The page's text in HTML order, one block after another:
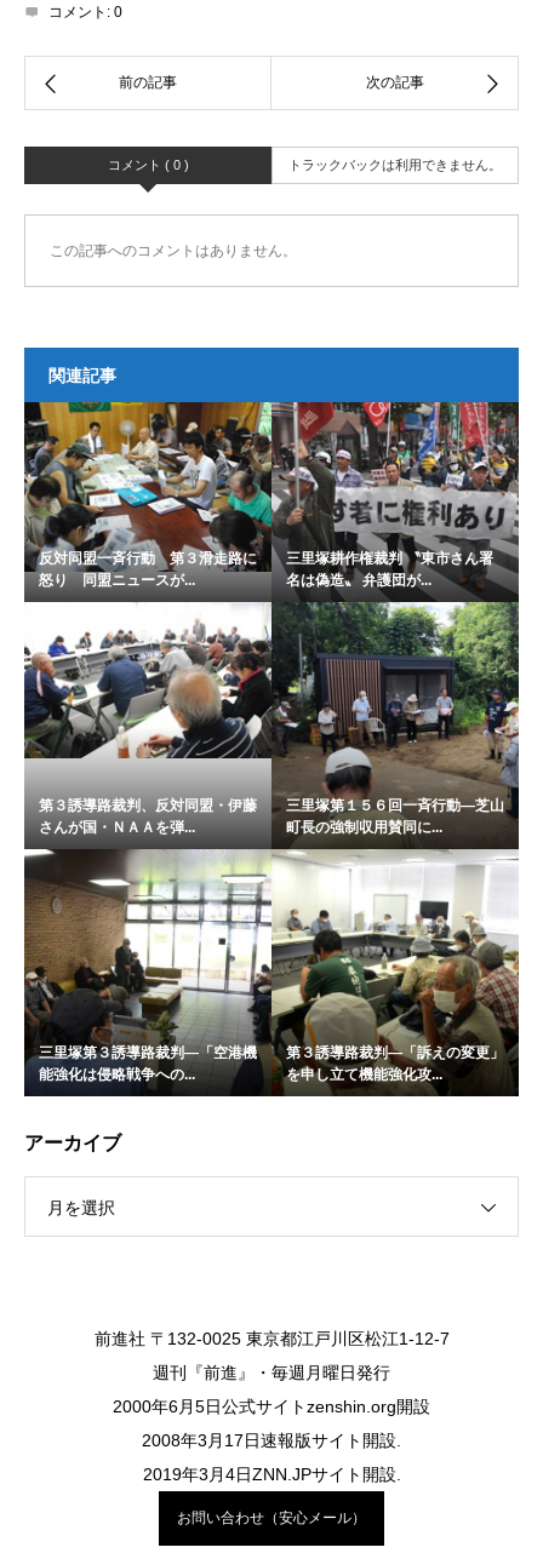
コメント: 0
コメント ( 0 ) トラックバックは利用できません。
この記事へのコメントはありません。
関連記事
反対同盟一斉行動 第３滑走路に
怒り 同盟ニュースが...
三里塚耕作権裁判 〝東市さん署
名は偽造〟 弁護団が...
第３誘導路裁判、反対同盟・伊藤
さんが国・ＮＡＡを弾...
三里塚第１５６回一斉行動―芝山
町長の強制収用賛同に...
三里塚第３誘導路裁判―「空港機
能強化は侵略戦争への...
第３誘導路裁判―「訴えの変更」
を申し立て機能強化攻...
アーカイブ
月を選択
前進社 〒132-0025 東京都江戸川区松江1-12-7
週刊『前進』・毎週月曜日発行
2000年6月5日公式サイトzenshin.org開設
2008年3月17日速報版サイト開設.
2019年3月4日ZNN.JPサイト開設.
お問い合わせ（安心メール）